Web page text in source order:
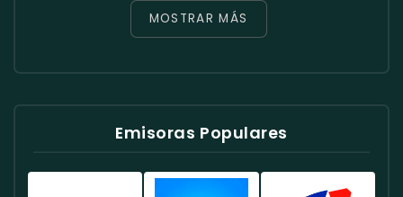
MOSTRAR MÁS
Emisoras Populares